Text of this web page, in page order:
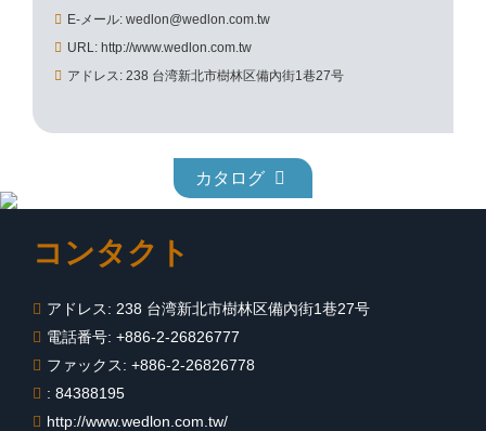
E-メール: wedlon@wedlon.com.tw
URL: http://www.wedlon.com.tw
アドレス: 238 台湾新北市樹林区備內街1巷27号
カタログ
コンタクト
アドレス: 238 台湾新北市樹林区備內街1巷27号
電話番号: +886-2-26826777
ファックス: +886-2-26826778
: 84388195
http://www.wedlon.com.tw/